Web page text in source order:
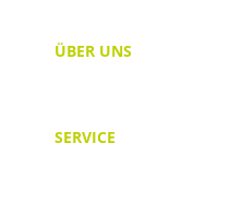
ÜBER UNS
SERVICE